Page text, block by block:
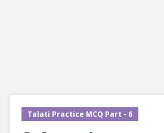
Talati Practice MCQ Part - 6